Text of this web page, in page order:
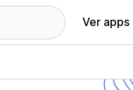
Ver apps